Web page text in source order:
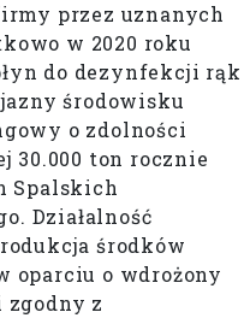
przez uznanych
w 2020 roku
do dezynfekcji rąk
środowisku
o zdolności
30.000 ton rocznie
Spalskich
Działalność
środków
oparciu o wdrożony
z